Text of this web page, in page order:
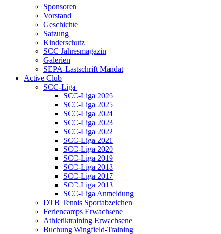
Sponsoren
Vorstand
Geschichte
Satzung
Kinderschutz
SCC Jahresmagazin
Galerien
SEPA-Lastschrift Mandat
Active Club
SCC-Liga
SCC-Liga 2026
SCC-Liga 2025
SCC-Liga 2024
SCC-Liga 2023
SCC-Liga 2022
SCC-Liga 2021
SCC-Liga 2020
SCC-Liga 2019
SCC-Liga 2018
SCC-Liga 2017
SCC-Liga 2013
SCC-Liga Anmeldung
DTB Tennis Sportabzeichen
Feriencamps Erwachsene
Athletiktraining Erwachsene
Buchung Wingfield-Training